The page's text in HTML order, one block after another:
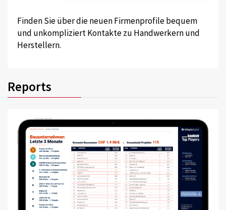
Finden Sie über die neuen Firmenprofile bequem
und unkompliziert Kontakte zu Handwerkern und
Herstellern.
Reports